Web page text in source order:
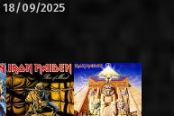
18/09/2025